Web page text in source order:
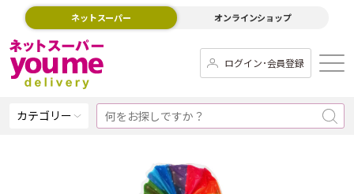
ネットスーパー オンラインショップ
ログイン･会員登録
カテゴリー